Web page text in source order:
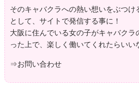
そのキャバクラへの熱い想いをぶつけ
として、サイトで発信する事に！
大阪に住んでいる女の子がキャバクラ
った上で、楽しく働いてくれたらい
⇒お問い合わせ